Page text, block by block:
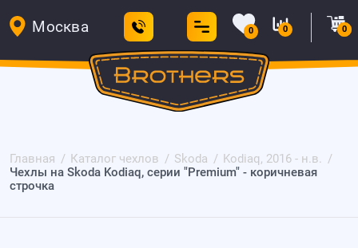
Москва 0 0 0
Главная Каталог чехлов Skoda
Kodiaq, 2016 - н.в.
Чехлы на Skoda Kodiaq, серии "Premium" - коричневая
строчка